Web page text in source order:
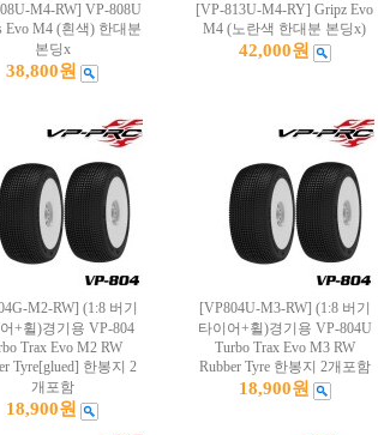
M4-RW] VP-808U
Evo M4 (흰색) 한대분
본딩x
38,800원
[VP-813U-M4-RY] Gripz Evo
M4 (노란색 한대분 본딩x)
42,000원
M2-RW] (1:8 버기
+휠)경기용 VP-804
Trax Evo M2 RW
Tyre[glued] 한봉지 2
개포함
18,900원
[VP804U-M3-RW] (1:8 버기
타이어+휠)경기용 VP-804U
Turbo Trax Evo M3 RW
Rubber Tyre 한봉지 2개포함
18,900원